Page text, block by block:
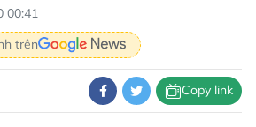
00:41
trên
Copy link